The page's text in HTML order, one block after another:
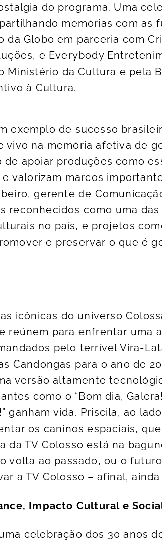
do programa. Uma
memórias com as
da Globo em parceria com
e Everybody
Ministério da Cultura e pela
à Cultura.
exemplo de sucesso
vivo na memória afetiva de
apoiar produções como
valorizam marcos
gerente de
reconhecidos como uma
no país, e projetos
e preservar o que é
icônicas do universo
reúnem para enfrentar uma
pelo terrível Vira-
Candongas para o ano de
versão altamente
como o “Bom dia,
ganham vida. Priscila, ao
os caninos espaciais,
da TV Colosso está na
volta ao passado, ou o
a TV Colosso – afinal,
Impacto Cultural e
celebração dos 30 anos